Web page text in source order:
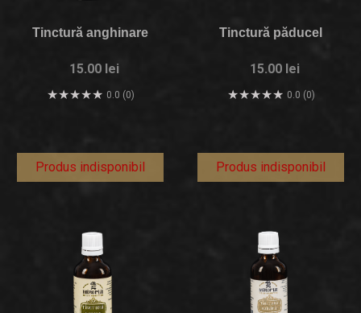
Tinctură anghinare
15.00 lei
0.0 (0)
Produs indisponibil
Tinctură păducel
15.00 lei
0.0 (0)
Produs indisponibil